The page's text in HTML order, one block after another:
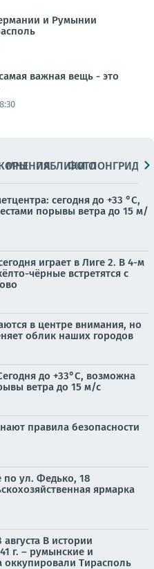
и Румынии
важная вещь - это
МНЕНИЯПАБЛИКИ
ФОТОЛОНГРИДЫ
сегодня до +33 °C,
порывы ветра до 15 м/
играет в Лиге 2. В 4-м
чёрные встретятся с
в центре внимания, но
облик наших городов
до +33°С, возможна
ветра до 15 м/с
правила безопасности
по ул. Федько, 18
ярмарка
В истории
г. – румынские и
оккупировали Тирасполь